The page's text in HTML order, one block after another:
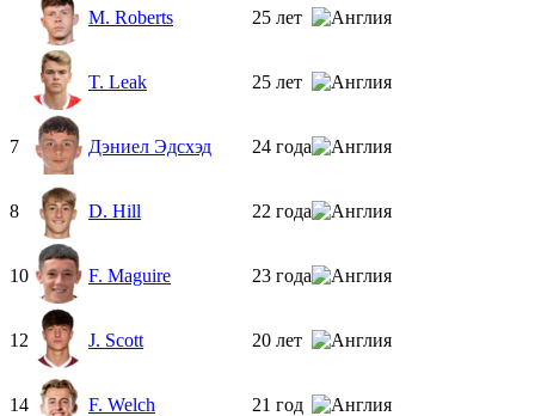
M. Roberts 25 лет
T. Leak 25 лет
7 Дэниел Эдсхэд 24 года
8 D. Hill 22 года
10 F. Maguire 23 года
12 J. Scott 20 лет
14 F. Welch 21 год